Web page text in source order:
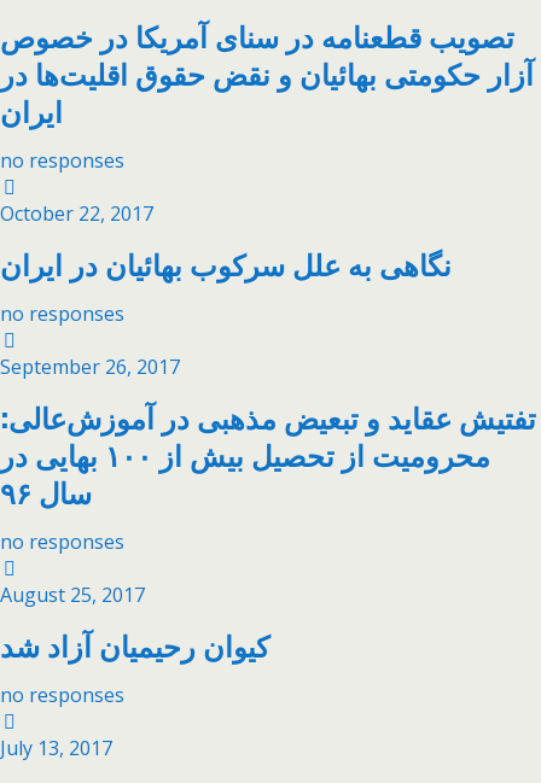
تصویب قطعنامه در سنای آمریکا در خصوص
آزار حکومتی بهائیان و نقض حقوق اقلیت‌ها در
ایران
no responses
October 22, 2017
نگاهی به علل سرکوب بهائیان در ایران
no responses
September 26, 2017
تفتیش عقاید و تبعیض مذهبی در آموزش‌عالی:
محرومیت از تحصیل بیش از ۱۰۰ بهایی در
سال ۹۶
no responses
August 25, 2017
کیوان رحیمیان آزاد شد
no responses
July 13, 2017